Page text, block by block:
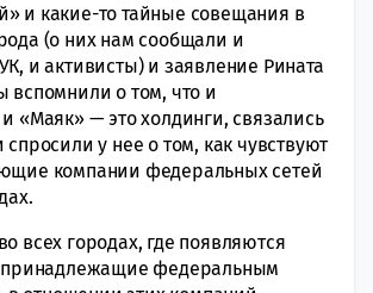
и какие-то тайные совещания в
(о них нам сообщали и
и активисты) и заявление Рината
вспомнили о том, что и
«Маяк» — это холдинги, связались
у нее о том, как чувствуют
компании федеральных сетей
всех городах, где появляются
принадлежащие федеральным